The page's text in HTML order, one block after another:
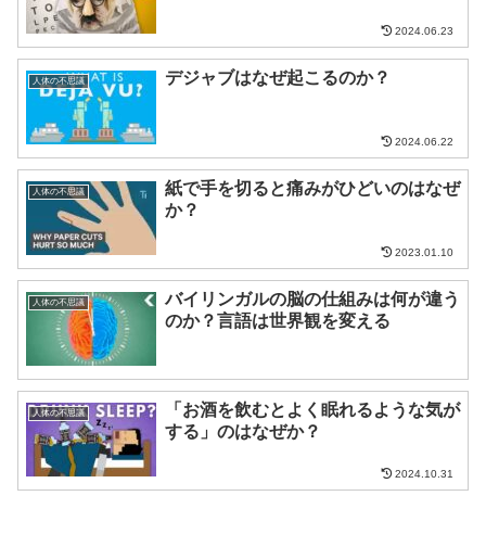
2024.06.23
人体の不思議 デジャブはなぜ起こるのか？
2024.06.22
人体の不思議
紙で手を切ると痛みがひどいのはなぜ
か？
2023.01.10
人体の不思議
バイリンガルの脳の仕組みは何が違う
のか？言語は世界観を変える
人体の不思議
「お酒を飲むとよく眠れるような気が
する」のはなぜか？
2024.10.31